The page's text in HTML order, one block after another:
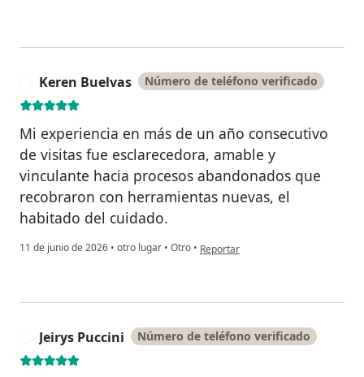
Keren Buelvas Número de teléfono verificado
Mi experiencia en más de un año consecutivo
de visitas fue esclarecedora, amable y
vinculante hacia procesos abandonados que
recobraron con herramientas nuevas, el
habitado del cuidado.
11 de junio de 2026 • otro lugar • Otro • en opinión del usuario Keren
Reportar
Jeirys Puccini Número de teléfono verificado